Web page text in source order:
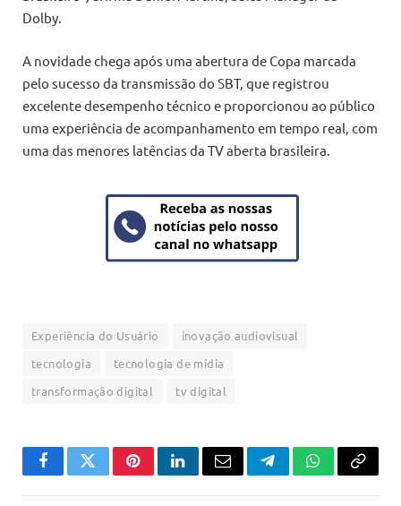
Dolby.
A novidade chega após uma abertura de Copa marcada
pelo sucesso da transmissão do SBT, que registrou
excelente desempenho técnico e proporcionou ao público
uma experiência de acompanhamento em tempo real, com
uma das menores latências da TV aberta brasileira.
Experiência do Usuário
inovação audiovisual
tecnologia
tecnologia de mídia
transformação digital
tv digital
FacebookTwitterPinterestLinkedInEmail TelegramWhatsApp
Copiar